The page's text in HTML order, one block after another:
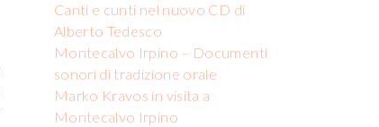
Canti e cunti nel nuovo CD di
Alberto Tedesco
Montecalvo Irpino – Documenti
sonori di tradizione orale
Marko Kravos in visita a
Montecalvo Irpino